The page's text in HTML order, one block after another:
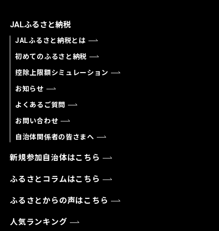
JALふるさと納税
JALふるさと納税とは
初めてのふるさと納税
控除上限額シミュレーション
お知らせ
よくあるご質問
お問い合わせ
自治体関係者の皆さまへ
新規参加自治体はこちら
ふるさとコラムはこちら
ふるさとからの声はこちら
人気ランキング